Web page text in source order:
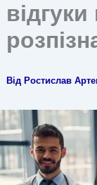
відгуки
Від Ростислав